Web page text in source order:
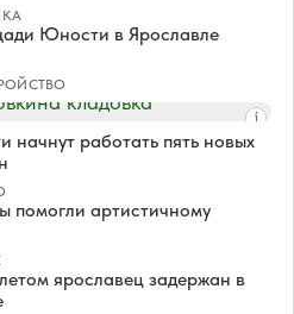
Юности в Ярославле
начнут работать пять новых
помогли артистичному
ярославец задержан в